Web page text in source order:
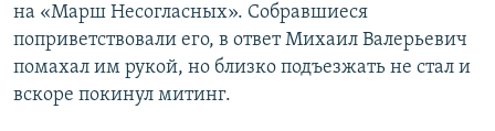
на «Марш Несогласных». Собравшиеся
поприветствовали его, в ответ Михаил Валерьевич
помахал им рукой, но близко подъезжать не стал и
вскоре покинул митинг.